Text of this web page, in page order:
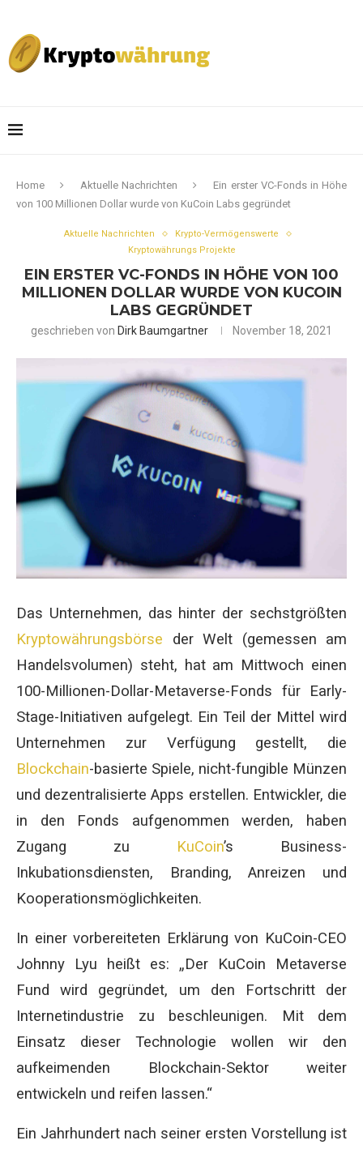
Home Aktuelle Nachrichten
Ein erster VC-Fonds in Höhe
von 100 Millionen Dollar wurde von KuCoin Labs gegründet
Aktuelle Nachrichten
Krypto-Vermögenswerte
Kryptowährungs Projekte
EIN ERSTER VC-FONDS IN HÖHE VON 100
MILLIONEN DOLLAR WURDE VON KUCOIN
LABS GEGRÜNDET
geschrieben von Dirk Baumgartner November 18, 2021
Das Unternehmen, das hinter der sechstgrößten
Kryptowährungsbörse der Welt (gemessen am
Handelsvolumen) steht, hat am Mittwoch einen
100-Millionen-Dollar-Metaverse-Fonds für Early-
Stage-Initiativen aufgelegt. Ein Teil der Mittel wird
Unternehmen zur Verfügung gestellt, die
Blockchain-basierte Spiele, nicht-fungible Münzen
und dezentralisierte Apps erstellen. Entwickler, die
in den Fonds aufgenommen werden, haben
Zugang zu KuCoin’s Business-
Inkubationsdiensten, Branding, Anreizen und
Kooperationsmöglichkeiten.
In einer vorbereiteten Erklärung von KuCoin-CEO
Johnny Lyu heißt es: „Der KuCoin Metaverse
Fund wird gegründet, um den Fortschritt der
Internetindustrie zu beschleunigen. Mit dem
Einsatz dieser Technologie wollen wir den
aufkeimenden Blockchain-Sektor weiter
entwickeln und reifen lassen.“
Ein Jahrhundert nach seiner ersten Vorstellung ist